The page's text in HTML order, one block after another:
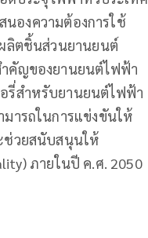
องความต้องการใช้
ลิตชิ้นส่วนยานยนต์
ำคัญของยานยนต์ไฟฟ้า
รี่สำหรับยานยนต์ไฟฟ้า
ารถในการแข่งขันให้
ช่วยสนับสนุนให้
ภายในปี ค.ศ. 2050